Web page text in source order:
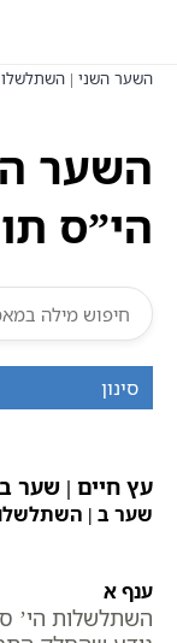
content
השער השני |
השער
הי”ס
עץ חיים | שער ב
שער ב |
ענף א
השתלשלות הי’
סינון